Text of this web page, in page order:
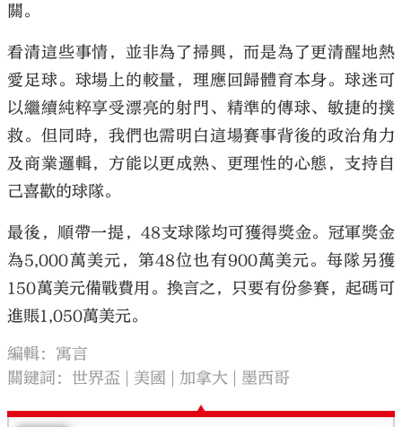
關。
看清這些事情，並非為了掃興，而是為了更清醒地熱
愛足球。球場上的較量，理應回歸體育本身。球迷可
以繼續純粹享受漂亮的射門、精準的傳球、敏捷的撲
救。但同時，我們也需明白這場賽事背後的政治角力
及商業邏輯，方能以更成熟、更理性的心態，支持自
己喜歡的球隊。
最後，順帶一提，48支球隊均可獲得獎金。冠軍獎金
為5,000萬美元，第48位也有900萬美元。每隊另獲
150萬美元備戰費用。換言之，只要有份參賽，起碼可
進賬1,050萬美元。
編輯：寓言
關鍵詞： 世界盃 美國 加拿大 墨西哥